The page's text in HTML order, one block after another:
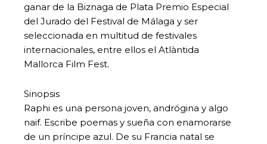
ganar de la Biznaga de Plata Premio Especial
del Jurado del Festival de Málaga y ser
seleccionada en multitud de festivales
internacionales, entre ellos el Atlàntida
Mallorca Film Fest.
Sinopsis
Raphi es una persona joven, andrógina y algo
naif. Escribe poemas y sueña con enamorarse
de un príncipe azul. De su Francia natal se